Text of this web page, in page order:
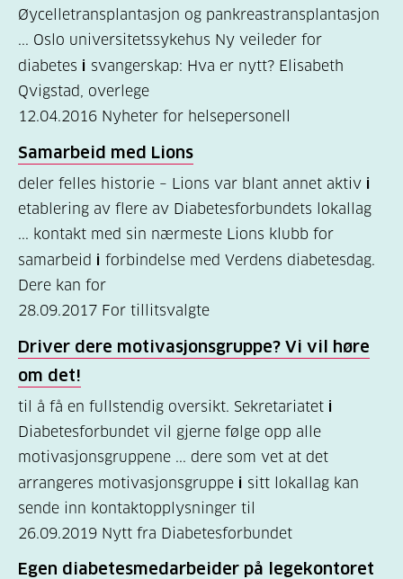
er
diabetes?
(7)
(1)
Øycelletransplantasjon og pankreastransplantasjon
... Oslo universitetssykehus Ny veileder for
diabetes i svangerskap: Hva er nytt? Elisabeth
Qvigstad, overlege
12.04.2016 Nyheter for helsepersonell
Samarbeid med Lions
deler felles historie – Lions var blant annet aktiv i
etablering av flere av Diabetesforbundets lokallag
... kontakt med sin nærmeste Lions klubb for
samarbeid i forbindelse med Verdens diabetesdag.
Dere kan for
28.09.2017 For tillitsvalgte
Driver dere motivasjonsgruppe? Vi vil høre
om det!
til å få en fullstendig oversikt. Sekretariatet i
Diabetesforbundet vil gjerne følge opp alle
motivasjonsgruppene ... dere som vet at det
arrangeres motivasjonsgruppe i sitt lokallag kan
sende inn kontaktopplysninger til
26.09.2019 Nytt fra Diabetesforbundet
Egen diabetesmedarbeider på legekontoret